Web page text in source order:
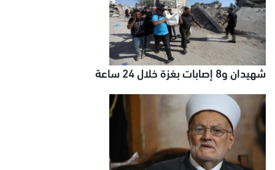
شهيدان و8 إصابات بغزة خلال 24 ساعة